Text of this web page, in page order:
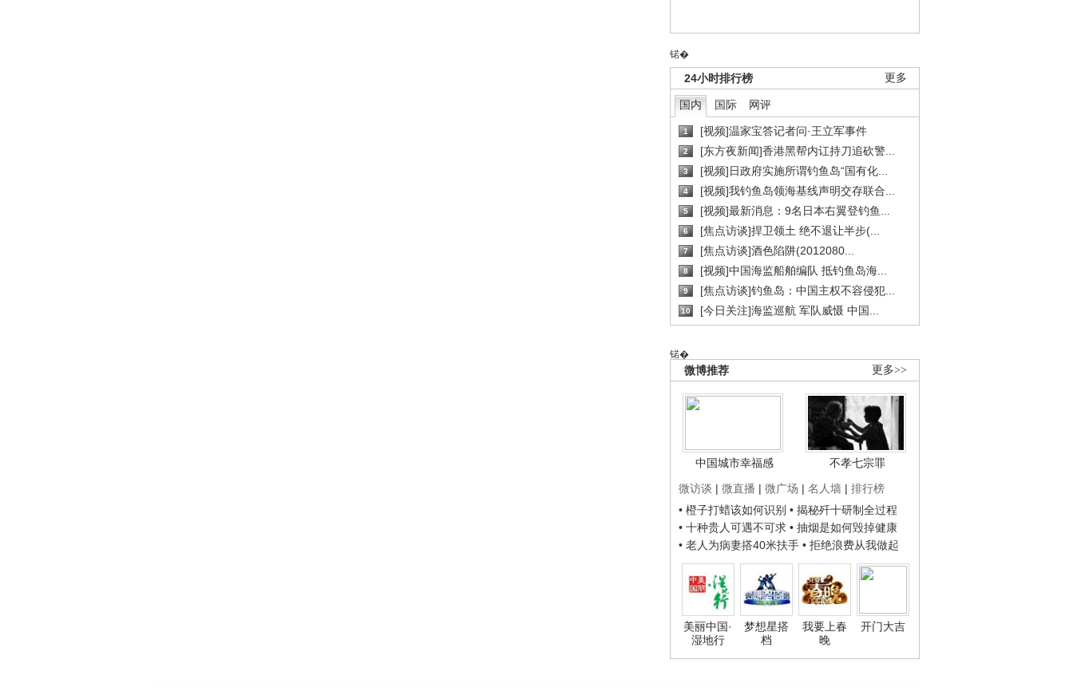
锘�
更多
24小时排行榜
国内 国际 网评
1 [视频]温家宝答记者问·王立军事件
2 [东方夜新闻]香港黑帮内讧持刀追砍警...
3 [视频]日政府实施所谓钓鱼岛“国有化...
4 [视频]我钓鱼岛领海基线声明交存联合...
5 [视频]最新消息：9名日本右翼登钓鱼...
6 [焦点访谈]捍卫领土 绝不退让半步(...
7 [焦点访谈]酒色陷阱(2012080...
8 [视频]中国海监船舶编队 抵钓鱼岛海...
9 [焦点访谈]钓鱼岛：中国主权不容侵犯...
10 [今日关注]海监巡航 军队威慑 中国...
锘�
更多>>
微博推荐
中国城市幸福感
不孝七宗罪
微访谈 | 微直播 | 微广场 | 名人墙 | 排行榜
• 橙子打蜡该如何识别 • 揭秘歼十研制全过程
• 十种贵人可遇不可求 • 抽烟是如何毁掉健康
• 老人为病妻搭40米扶手 • 拒绝浪费从我做起
美丽中国·
湿地行
梦想星搭
档
我要上春
晚
开门大吉